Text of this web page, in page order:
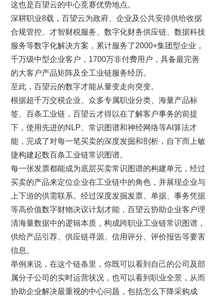
这也是百望云的中心竞赛优势地点。
深耕职业8载，百望云为政府、企业及公共安排供给收据
合规管控、才智财税服务、数字化财务供应链、数据科技
服务等数字化解决方案，累计服务了2000+集团型企业，
千万级中型企业客户，1700万非付费用户，具备最完善
的大客户产品矩阵及全工业链服务经历。
至此，百望云的数字才能从量变走向突变。
根据超千万交税企业、众多专属职业分类、海量产品标
签、百条工业链，百望云才得以在了解客户事务的前提
下，使用先进的NLP、常识图谱和神经网络等AI算法才
能，完成了对每一笔买卖的深度发掘和剖析，自下而上敏
捷构建起数百条工业链常识图谱。
每一张发票都能成为底层买卖常识图谱的构建单元，经过
买卖的产品来定位企业在工业链中的角色，并展现企业与
上下游的供需联系。经过深度发掘发票、单据、事务凭据
等高价值数字财物决议计划才能，百望云协助企业客户理
清海量数据中的逻辑本质，构成跨职业工业链常识图谱，
供给产品引荐、供应链寻源、信用评分、评价报告等要害
信息。
举例来说，在这个链条里，你既可以看到自己的公司及部
属分子公司的实时运营状况，也可以看到职业全景，从而
协助企业解决最重视的中心问题，包括怎么下降采购成